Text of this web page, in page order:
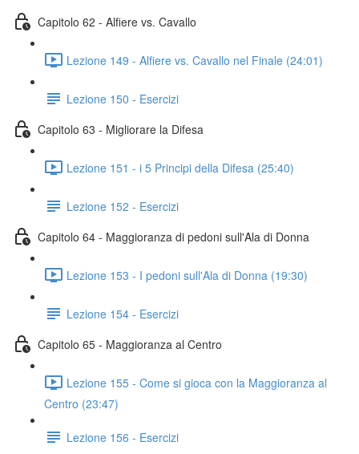
Capitolo 62 - Alfiere vs. Cavallo
Lezione 149 - Alfiere vs. Cavallo nel Finale (24:01)
Lezione 150 - Esercizi
Capitolo 63 - Migliorare la Difesa
Lezione 151 - i 5 Principi della Difesa (25:40)
Lezione 152 - Esercizi
Capitolo 64 - Maggioranza di pedoni sull'Ala di Donna
Lezione 153 - I pedoni sull'Ala di Donna (19:30)
Lezione 154 - Esercizi
Capitolo 65 - Maggioranza al Centro
Lezione 155 - Come si gioca con la Maggioranza al
Centro (23:47)
Lezione 156 - Esercizi